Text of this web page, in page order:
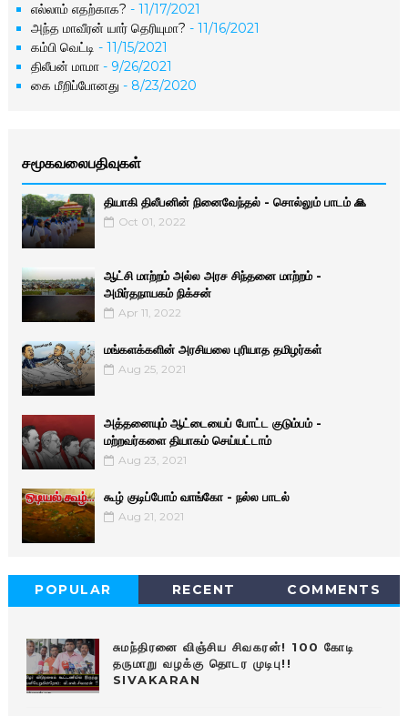
எல்லாம் எதற்காக? - 11/17/2021
அந்த மாவீரன் யார் தெரியுமா? - 11/16/2021
கம்பி வெட்டி - 11/15/2021
திலீபன் மாமா- 9/26/2021
கை மீறிப்போனது - 8/23/2020
சமூகவலைபதிவுகள்
தியாகி திலீபனின் நினைவேந்தல் - சொல்லும் பாடம் 🙏
Oct 01, 2022
ஆட்சி மாற்றம் அல்ல அரச சிந்தனை மாற்றம் -
அமிர்தநாயகம் நிக்சன்
Apr 11, 2022
மங்களக்களின் அரசியலை புரியாத தமிழர்கள்
Aug 25, 2021
அத்தனையும் ஆட்டையைப் போட்ட குடும்பம் -
மற்றவர்களை தியாகம் செய்யட்டாம்
Aug 23, 2021
கூழ் குடிப்போம் வாங்கோ - நல்ல பாடல்
Aug 21, 2021
POPULAR RECENT COMMENTS
சுமந்திரனை விஞ்சிய சிவகரன்! 100 கோடி
தருமாறு வழக்கு தொடர முடிபு!!
SIVAKARAN